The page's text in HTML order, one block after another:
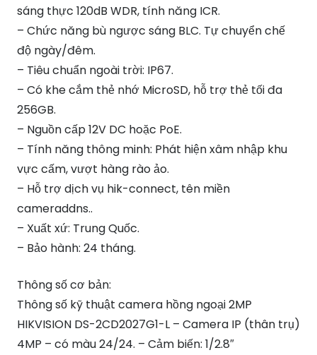
sáng thực 120dB WDR, tính năng ICR.
– Chức năng bù ngược sáng BLC. Tự chuyển chế
độ ngày/đêm.
– Tiêu chuẩn ngoài trời: IP67.
– Có khe cắm thẻ nhớ MicroSD, hỗ trợ thẻ tối đa
256GB.
– Nguồn cấp 12V DC hoặc PoE.
– Tính năng thông minh: Phát hiện xâm nhập khu
vực cấm, vượt hàng rào ảo.
– Hỗ trợ dịch vụ hik-connect, tên miền
cameraddns..
– Xuất xứ: Trung Quốc.
– Bảo hành: 24 tháng.
Thông số cơ bản:
Thông số kỹ thuật camera hồng ngoại 2MP
HIKVISION DS-2CD2027G1-L – Camera IP (thân trụ)
4MP – có màu 24/24. – Cảm biến: 1/2.8″